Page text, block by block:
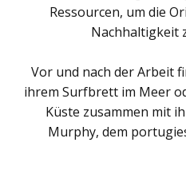
Ressourcen, um die
Nachhaltigkeit
Vor und nach der Arbeit
ihrem Surfbrett im Meer
Küste zusammen mit
Murphy, dem